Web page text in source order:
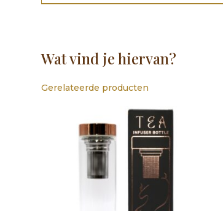
Wat vind je hiervan?
Gerelateerde producten